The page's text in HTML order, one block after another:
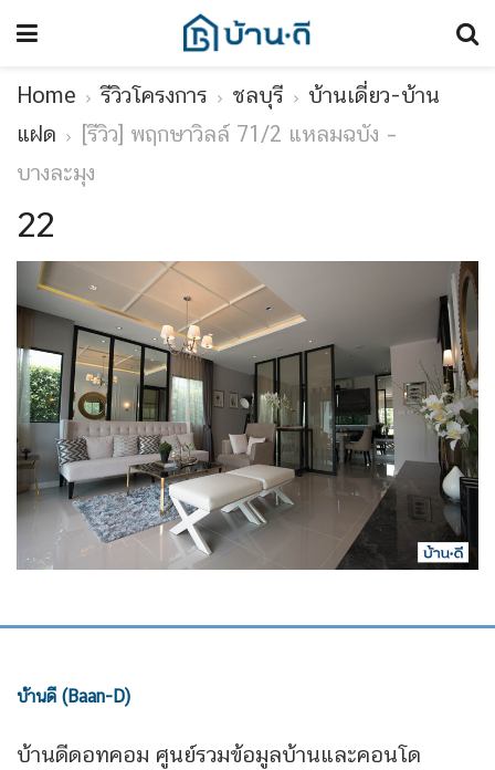
Home รีวิวโครงการ ชลบุรี
บ้านเดี่ยว-บ้าน
แฝด
[รีวิว] พฤกษาวิลล์ 71/2 แหลมฉบัง –
บางละมุง
22
บ้านดี (Baan-D)
บ้านดีดอทคอม ศูนย์รวมข้อมูลบ้านและคอนโด